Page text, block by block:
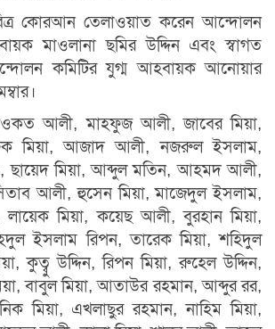
কোরআন তেলাওয়াত করেন আন্দোলন
মাওলানা ছমির উদ্দিন এবং স্বাগত
কমিটির যুগ্ম আহবায়ক আনোয়ার
আলী, মাহফুজ আলী, জাবের মিয়া,
মিয়া, আজাদ আলী, নজরুল ইসলাম,
মিয়া, আব্দুল মতিন, আহমদ আলী,
আলী, হুসেন মিয়া, মাজেদুল ইসলাম,
মিয়া, কয়েছ আলী, বুরহান মিয়া,
ইসলাম রিপন, তারেক মিয়া, শহিদুল
কুত্বু উদ্দিন, রিপন মিয়া, রুহেল উদ্দিন,
বাবুল মিয়া, আতাউর রহমান, আব্দুর রর,
মিয়া, এখলাছুর রহমান, নাহিম মিয়া,